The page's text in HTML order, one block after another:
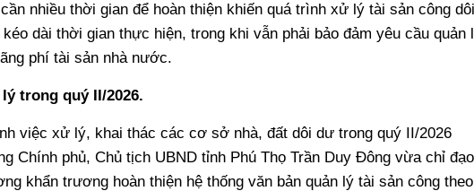
nhiều thời gian để hoàn thiện khiến quá trình xử lý tài sản công dôi
dài thời gian thực hiện, trong khi vẫn phải bảo đảm yêu cầu quản
phí tài sản nhà nước.
trong quý II/2026.
việc xử lý, khai thác các cơ sở nhà, đất dôi dư trong quý II/2026
Chính phủ, Chủ tịch UBND tỉnh Phú Thọ Trần Duy Đông vừa chỉ đạo
khẩn trương hoàn thiện hệ thống văn bản quản lý tài sản công theo